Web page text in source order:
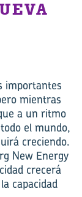
importantes
mientras
a un ritmo
el mundo,
creciendo.
New Energy
crecerá
capacidad